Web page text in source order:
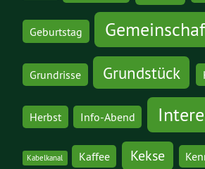
Geburtstag
Grundrisse Grundstück
Herbst Info-Abend
Kabelkanal Kaffee Kekse